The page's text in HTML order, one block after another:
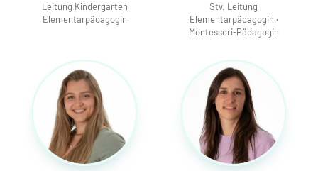
Leitung Kindergarten
Elementarpädagogin
Stv. Leitung
Elementarpädagogin ·
Montessori-Pädagogin